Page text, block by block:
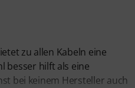
zu allen Kabeln eine
besser hilft als eine
bei keinem Hersteller auch